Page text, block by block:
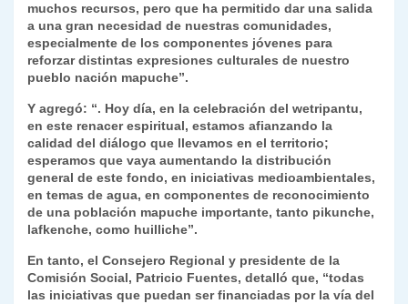
muchos recursos, pero que ha permitido dar una salida
a una gran necesidad de nuestras comunidades,
especialmente de los componentes jóvenes para
reforzar distintas expresiones culturales de nuestro
pueblo nación mapuche”.
Y agregó: “. Hoy día, en la celebración del wetripantu,
en este renacer espiritual, estamos afianzando la
calidad del diálogo que llevamos en el territorio;
esperamos que vaya aumentando la distribución
general de este fondo, en iniciativas medioambientales,
en temas de agua, en componentes de reconocimiento
de una población mapuche importante, tanto pikunche,
lafkenche, como huilliche”.
En tanto, el Consejero Regional y presidente de la
Comisión Social, Patricio Fuentes, detalló que, “todas
las iniciativas que puedan ser financiadas por la vía del